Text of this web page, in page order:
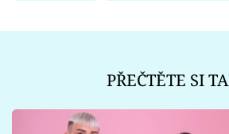
PŘEČTĚTE SI